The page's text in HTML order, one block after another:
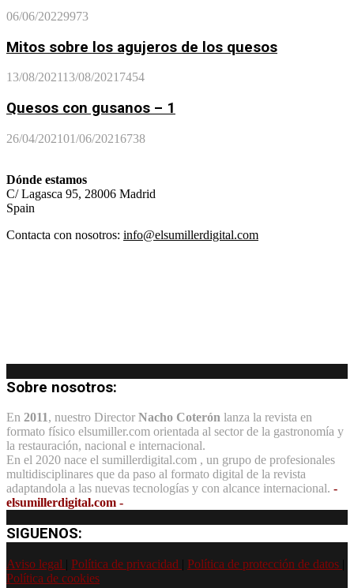
06/06/20229973
Mitos sobre los agujeros de los quesos
13/08/202113/08/20217454
Quesos con gusanos – 1
26/04/202101/06/20216738
Dónde estamos
C/ Lagasca 95, 28006 Madrid
Spain
Contacta con nosotros: info@elsumillerdigital.com
Sobre nosotros:
En 2011, nuestro Director Nacho Coterón lanza la revista en
formato físico elsumiller.com orientada al sector de la gastronomía y
la restauración, nacional e internacional.
En el 2020 nace el sumillerdigital.com , un grupo de profesionales
multidisciplinares que da paso al formato digital de la revista
adaptandola a las nuevas tecnologías y con alcance internacional. -
elsumillerdigital.com -
SIGUENOS:
Aviso legal Política de privacidad Política de protección de datos
Política de cookies